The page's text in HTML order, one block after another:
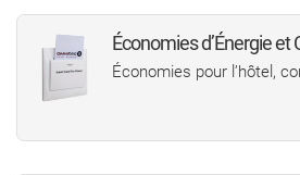
Économies d’Énergie et
Économies pour l’hôtel,